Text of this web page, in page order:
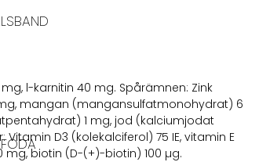
l-karnitin 40 mg. Spårämnen: Zink
mangan (mangansulfatmonohydrat) 6
1 mg, jod (kalciumjodat
D3 (kolekalciferol) 75 IE, vitamin E
biotin (D-(+)-biotin) 100 µg.